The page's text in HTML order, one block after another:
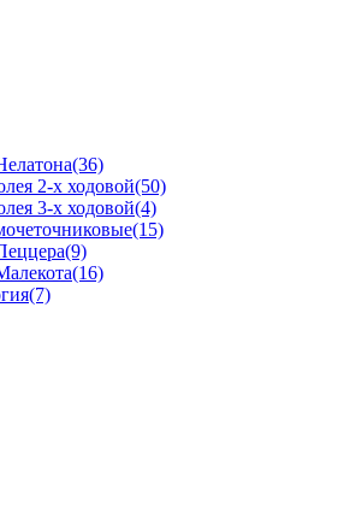
(36)
2-х ходовой(50)
3-х ходовой(4)
(15)
(9)
(16)
(7)